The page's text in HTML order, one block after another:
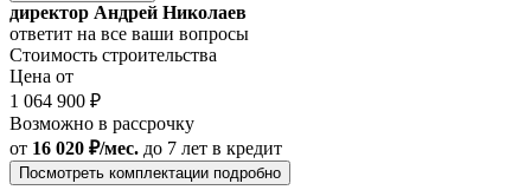
директор Андрей Николаев
ответит на все ваши вопросы
Стоимость строительства
Цена от
1 064 900 ₽
Возможно в рассрочку
от 16 020 ₽/мес. до 7 лет в кредит
Посмотреть комплектации подробно